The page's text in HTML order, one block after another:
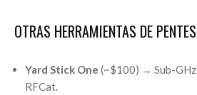
OTRAS HERRAMIENTAS DE
Yard Stick One (~$100) → Sub-GHz
RFCat.